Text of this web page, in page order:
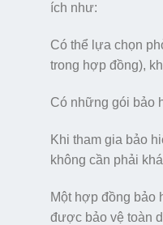
ích như:
Có thể lựa chọn
trong hợp đồng),
Có những gói bảo
Khi tham gia bảo
không cần phải
Một hợp đồng bảo
được bảo vệ toàn